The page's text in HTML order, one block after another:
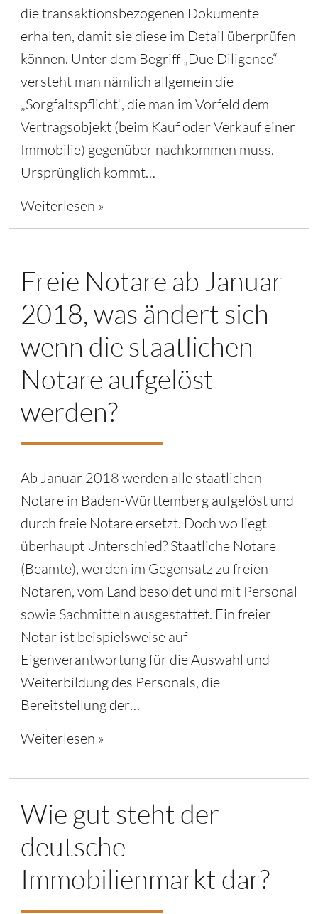
die transaktionsbezogenen Dokumente
erhalten, damit sie diese im Detail überprüfen
können. Unter dem Begriff „Due Diligence“
versteht man nämlich allgemein die
„Sorgfaltspflicht“, die man im Vorfeld dem
Vertragsobjekt (beim Kauf oder Verkauf einer
Immobilie) gegenüber nachkommen muss.
Ursprünglich kommt…
Weiterlesen »
Freie Notare ab Januar
2018, was ändert sich
wenn die staatlichen
Notare aufgelöst
werden?
Ab Januar 2018 werden alle staatlichen
Notare in Baden-Württemberg aufgelöst und
durch freie Notare ersetzt. Doch wo liegt
überhaupt Unterschied? Staatliche Notare
(Beamte), werden im Gegensatz zu freien
Notaren, vom Land besoldet und mit Personal
sowie Sachmitteln ausgestattet. Ein freier
Notar ist beispielsweise auf
Eigenverantwortung für die Auswahl und
Weiterbildung des Personals, die
Bereitstellung der…
Weiterlesen »
Wie gut steht der
deutsche
Immobilienmarkt dar?